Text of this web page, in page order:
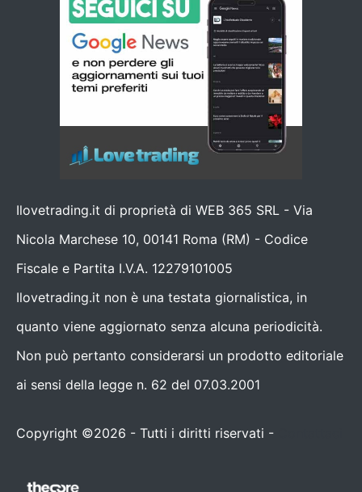
Ilovetrading.it di proprietà di WEB 365 SRL - Via
Nicola Marchese 10, 00141 Roma (RM) - Codice
Fiscale e Partita I.V.A. 12279101005
Ilovetrading.it non è una testata giornalistica, in
quanto viene aggiornato senza alcuna periodicità.
Non può pertanto considerarsi un prodotto editoriale
ai sensi della legge n. 62 del 07.03.2001
Copyright ©2026 - Tutti i diritti riservati -